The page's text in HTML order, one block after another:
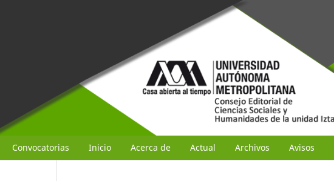
Convocatorias Inicio Acerca de Actual Archivos Avisos